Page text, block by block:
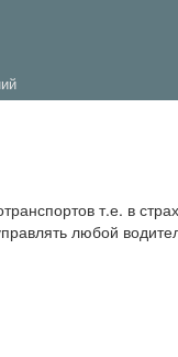
т.е. в
любой